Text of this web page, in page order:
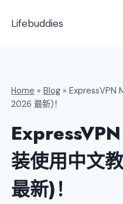
Lifebuddies
Home »Blog »ExpressVPN
2026 最新)！
装使用中文
最新)！